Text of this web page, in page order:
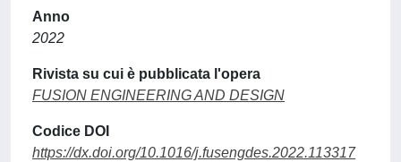
Anno
2022
Rivista su cui è pubblicata l'opera
FUSION ENGINEERING AND DESIGN
Codice DOI
https://dx.doi.org/10.1016/j.fusengdes.2022.113317